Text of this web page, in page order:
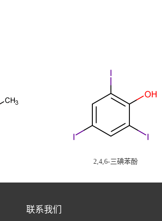
2,4,6-三碘苯酚
联系我们